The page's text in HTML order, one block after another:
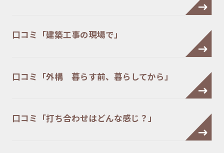
口コミ「建築工事の現場で」
口コミ「外構 暮らす前、暮らしてから」
口コミ「打ち合わせはどんな感じ？」